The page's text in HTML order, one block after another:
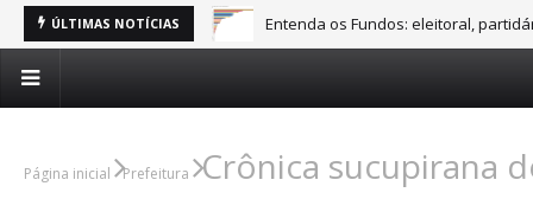
ÚLTIMAS NOTÍCIAS Entenda os Fundos: eleitoral,
Página inicial Prefeitura Crônica sucupirana